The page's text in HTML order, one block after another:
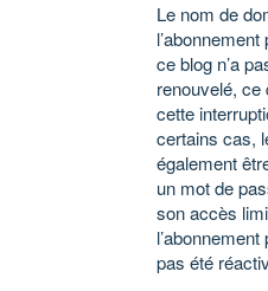
Le nom de
ce blog n’a
renouvelé, ce
cette
certains cas,
également
un mot de
son accès
l’abonnement
pas été